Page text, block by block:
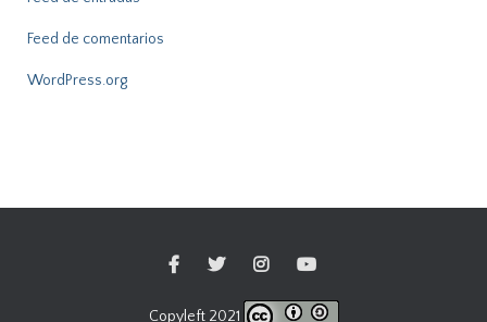
Feed de comentarios
WordPress.org
Copyleft 2021